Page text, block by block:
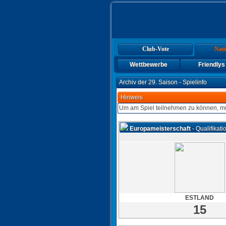
Club-Vote
Wettbewerbe Friendlys
Archiv der 29. Saison - Spielinfo
Hinweis
Um am Spiel teilnehmen zu können,
Europameisterschaft-
ESTLAND
15